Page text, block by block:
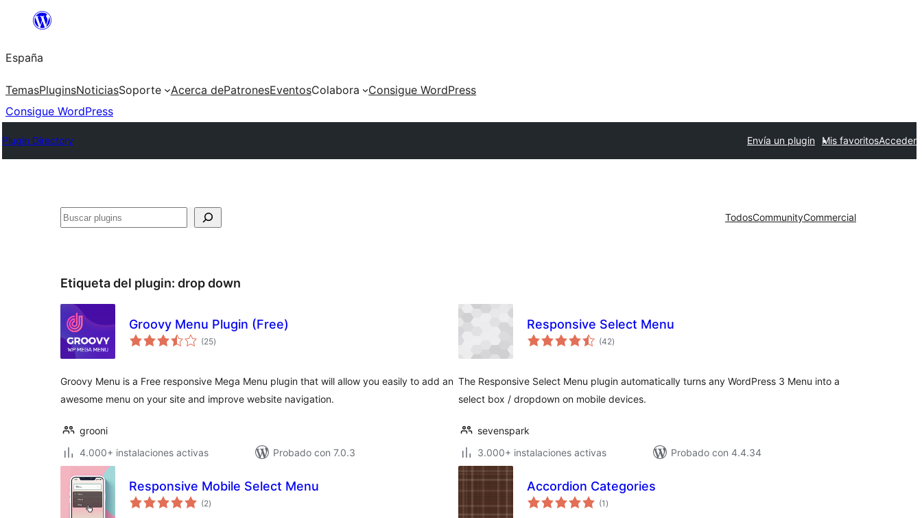
Saltar
contenido
España
TemasPluginsNoticiasSoporte Acerca dePatronesEventosColabora
Consigue WordPress
Consigue WordPress
Plugin Directory Envía un plugin Mis favoritosAcceder
Buscar TodosCommunityCommercial
Etiqueta del plugin: drop down
Groovy Menu Plugin (Free)
(25valoraciones
en
)
Groovy Menu is a Free responsive Mega Menu plugin that will allow you easily to add an
awesome menu on your site and improve website navigation.
grooni
4.000+ instalaciones activas
Probado con 7.0.3
Responsive Select Menu
(42valoraciones
en
)
The Responsive Select Menu plugin automatically turns any WordPress 3 Menu into a
select box / dropdown on mobile devices.
sevenspark
3.000+ instalaciones activas
Probado con 4.4.34
Responsive Mobile Select Menu
(2valoraciones
en
)
Accordion Categories
(1 valoraciones
en
)